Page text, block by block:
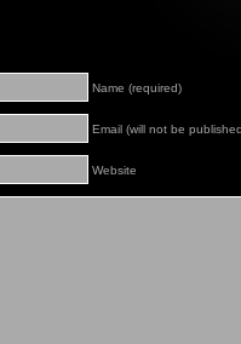
Name (required)
Email (will not be
Website